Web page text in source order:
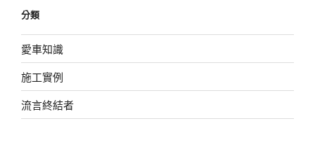
分類
愛車知識
施工實例
流言終結者